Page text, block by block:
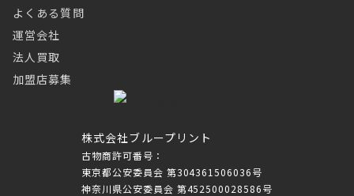
株式会社ブループリント
古物商許可番号：
東京都公安委員会 第304361506036号
神奈川県公安委員会 第452500028586号
よくある質問
運営会社
法人買取
加盟店募集